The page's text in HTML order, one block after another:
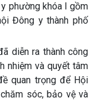
phường khóa I gồm
Đông y thành phố
diễn ra thành công
nhiệm và quyết tâm
quan trọng để Hội
sóc, bảo vệ và